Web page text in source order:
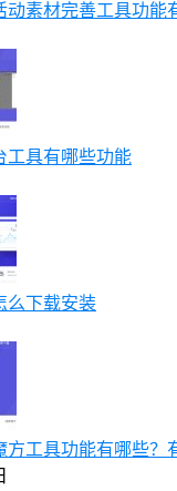
动素材完善工具功能
工具有哪些功能
么下载安装
方工具功能有哪些？